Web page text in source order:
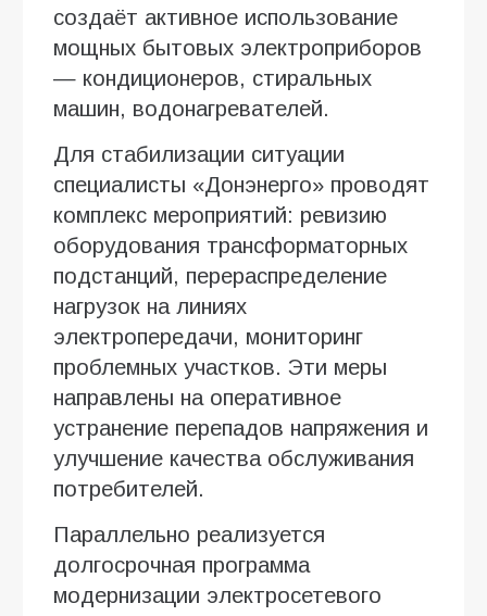
создаёт активное использование
мощных бытовых электроприборов
— кондиционеров, стиральных
машин, водонагревателей.
Для стабилизации ситуации
специалисты «Донэнерго» проводят
комплекс мероприятий: ревизию
оборудования трансформаторных
подстанций, перераспределение
нагрузок на линиях
электропередачи, мониторинг
проблемных участков. Эти меры
направлены на оперативное
устранение перепадов напряжения и
улучшение качества обслуживания
потребителей.
Параллельно реализуется
долгосрочная программа
модернизации электросетевого